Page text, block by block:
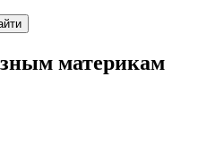
материкам